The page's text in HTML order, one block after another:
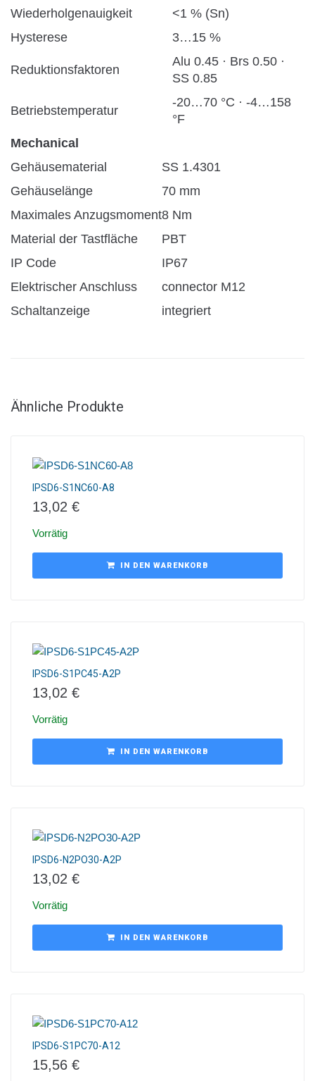
Wiederholgenauigkeit
<1 % (Sn)
Hysterese
3…15 %
Reduktionsfaktoren
Alu 0.45 · Brs 0.50 ·
SS 0.85
Betriebstemperatur
-20…70 °C · -4…158
°F
Mechanical
Gehäusematerial
SS 1.4301
Gehäuselänge
70 mm
Maximales Anzugsmoment8 Nm
Material der Tastfläche
PBT
IP Code
IP67
Elektrischer Anschluss
connector M12
Schaltanzeige
integriert
Ähnliche Produkte
IPSD6-S1NC60-A8
13,02 €
Vorrätig
IN DEN WARENKORB
IPSD6-S1PC45-A2P
13,02 €
Vorrätig
IN DEN WARENKORB
IPSD6-N2PO30-A2P
13,02 €
Vorrätig
IN DEN WARENKORB
IPSD6-S1PC70-A12
15,56 €